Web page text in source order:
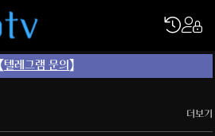
【텔레그램 문의】
더보기